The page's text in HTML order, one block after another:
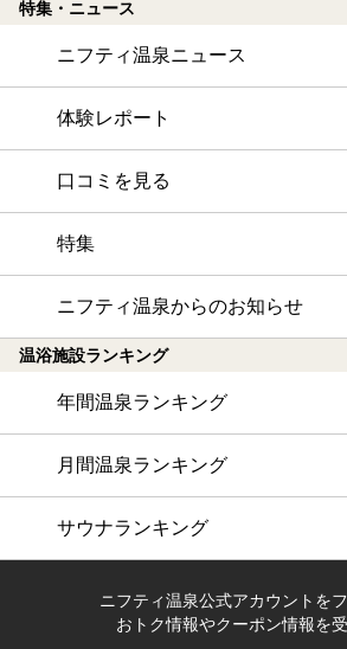
特集・ニュース
ニフティ温泉ニュース
体験レポート
口コミを見る
特集
ニフティ温泉からのお知らせ
温浴施設ランキング
年間温泉ランキング
月間温泉ランキング
サウナランキング
ニフティ温泉公式アカウントを
おトク情報やクーポン情報を